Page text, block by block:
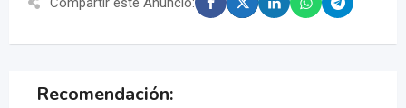
Recomendación: